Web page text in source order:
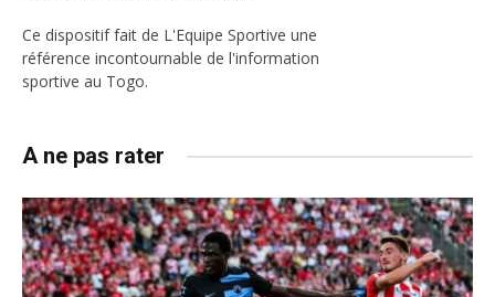
Ce dispositif fait de L'Equipe Sportive une
référence incontournable de l'information
sportive au Togo.
A ne pas rater